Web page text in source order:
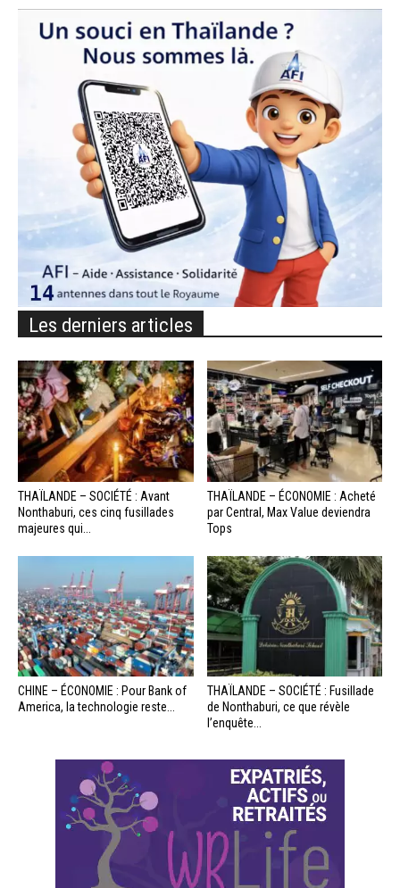
Les derniers articles
THAÏLANDE – SOCIÉTÉ : Avant
Nonthaburi, ces cinq fusillades
majeures qui...
THAÏLANDE – ÉCONOMIE : Acheté
par Central, Max Value deviendra
Tops
CHINE – ÉCONOMIE : Pour Bank of
America, la technologie reste...
THAÏLANDE – SOCIÉTÉ : Fusillade
de Nonthaburi, ce que révèle
l’enquête...